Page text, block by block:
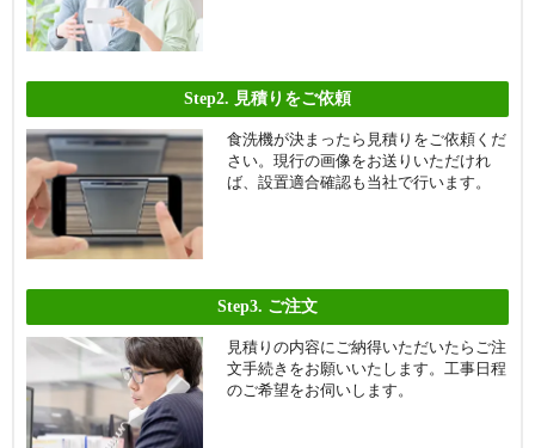
Step2. 見積りをご依頼
食洗機が決まったら見積りをご依頼くだ
さい。現行の画像をお送りいただけれ
ば、設置適合確認も当社で行います。
Step3. ご注文
見積りの内容にご納得いただいたらご注
文手続きをお願いいたします。工事日程
のご希望をお伺いします。